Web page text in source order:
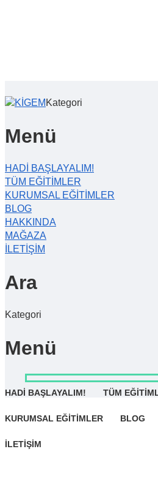
Kategori
Menü
HADİ BAŞLAYALIM!
TÜM EĞİTİMLER
KURUMSAL EĞİTİMLER
BLOG
HAKKINDA
MAĞAZA
İLETİŞİM
Ara
Kategori
Menü
HADİ BAŞLAYALIM! TÜM
KURUMSAL EĞİTİMLER BLOG
İLETİŞİM